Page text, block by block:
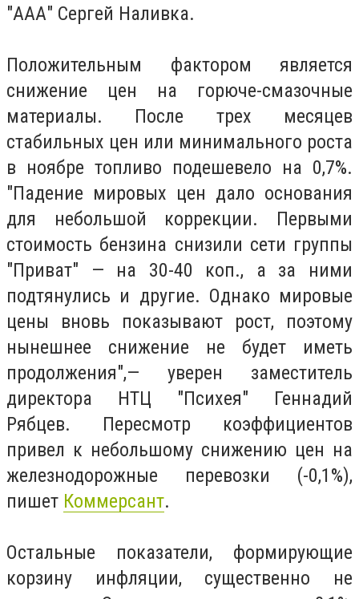
"ААА" Сергей Наливка.
Положительным фактором является
снижение цен на горюче-смазочные
материалы. После трех месяцев
стабильных цен или минимального роста
в ноябре топливо подешевело на 0,7%.
"Падение мировых цен дало основания
для небольшой коррекции. Первыми
стоимость бензина снизили сети группы
"Приват" — на 30-40 коп., а за ними
подтянулись и другие. Однако мировые
цены вновь показывают рост, поэтому
нынешнее снижение не будет иметь
продолжения",— уверен заместитель
директора НТЦ "Психея" Геннадий
Рябцев. Пересмотр коэффициентов
привел к небольшому снижению цен на
железнодорожные перевозки (-0,1%),
пишет Коммерсант.
Остальные показатели, формирующие
корзину инфляции, существенно не